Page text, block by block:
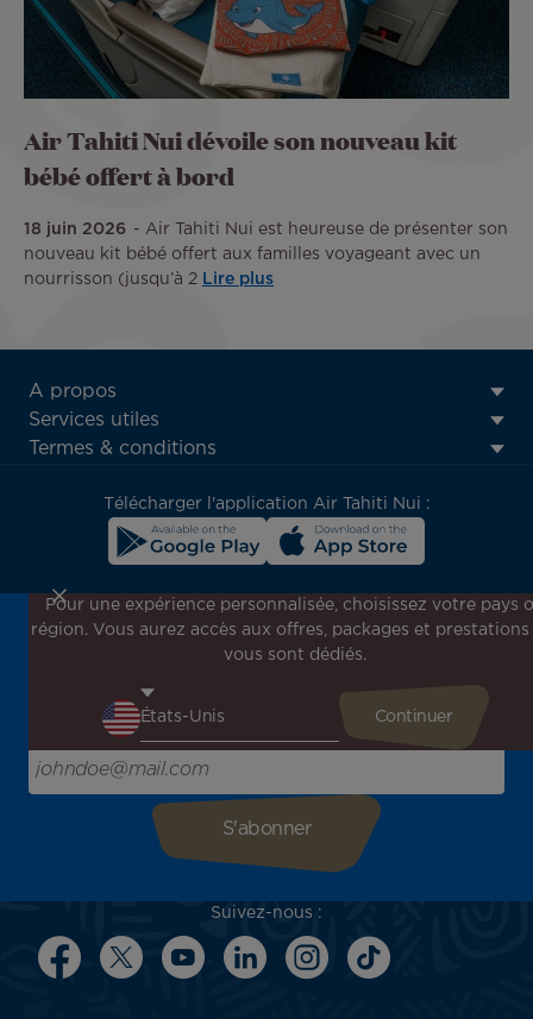
Air Tahiti Nui dévoile son nouveau kit
bébé offert à bord
18 juin 2026
Air Tahiti Nui est heureuse de présenter son
nouveau kit bébé offert aux familles voyageant avec un
nourrisson (jusqu’à 2 Lire plus
ATN:
Footer
menu
A propos
Services utiles
Termes & conditions
Télécharger l'application Air Tahiti Nui :
Inscrivez-vous à notre newsletter !
Recevez en avant-première toutes nos offres spéciales et
l'inspiration pour votre prochain voyage !
Saisissez votre adresse e-mail ici
Suivez-nous :
Pour une expérience personnalisée, choisissez votre pays
région. Vous aurez accès aux offres, packages et prestations
vous sont dédiés.